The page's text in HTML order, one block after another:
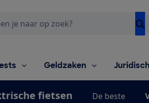
Geldzaken
fietsen De beste